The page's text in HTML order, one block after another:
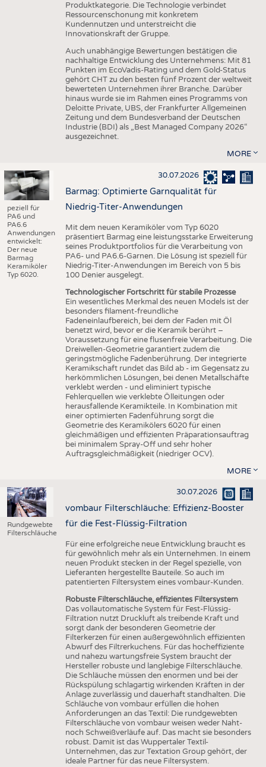
Produktkategorie. Die Technologie verbindet
Ressourcenschonung mit konkretem
Kundennutzen und unterstreicht die
Innovationskraft der Gruppe.
Auch unabhängige Bewertungen bestätigen die
nachhaltige Entwicklung des Unternehmens: Mit 81
Punkten im EcoVadis-Rating und dem Gold-Status
gehört CHT zu den besten fünf Prozent der weltweit
bewerteten Unternehmen ihrer Branche. Darüber
hinaus wurde sie im Rahmen eines Programms von
Deloitte Private, UBS, der Frankfurter Allgemeinen
Zeitung und dem Bundesverband der Deutschen
Industrie (BDI) als „Best Managed Company 2026“
ausgezeichnet.
MORE
peziell für
PA6 und
PA6.6
Anwendungen
entwickelt:
Der neue
Barmag
Keramiköler
Typ 6020.
30.07.2026
Barmag: Optimierte Garnqualität für
Niedrig-Titer-Anwendungen
Mit dem neuen Keramiköler vom Typ 6020
präsentiert Barmag eine leistungsstarke Erweiterung
seines Produktportfolios für die Verarbeitung von
PA6- und PA6.6-Garnen. Die Lösung ist speziell für
Niedrig-Titer-Anwendungen im Bereich von 5 bis
100 Denier ausgelegt.
Technologischer Fortschritt für stabile Prozesse
Ein wesentliches Merkmal des neuen Models ist der
besonders filament-freundliche
Fadeneinlaufbereich, bei dem der Faden mit Öl
benetzt wird, bevor er die Keramik berührt –
Voraussetzung für eine flusenfreie Verarbeitung. Die
Dreiwellen-Geometrie garantiert zudem die
geringstmögliche Fadenberührung. Der integrierte
Keramikschaft rundet das Bild ab - im Gegensatz zu
herkömmlichen Lösungen, bei denen Metallschäfte
verklebt werden - und eliminiert typische
Fehlerquellen wie verklebte Ölleitungen oder
herausfallende Keramikteile. In Kombination mit
einer optimierten Fadenführung sorgt die
Geometrie des Keramikölers 6020 für einen
gleichmäßigen und effizienten Präparationsauftrag
bei minimalem Spray-Off und sehr hoher
Auftragsgleichmäßigkeit (niedriger OCV).
MORE
Rundgewebte
Filterschläuche
30.07.2026
vombaur Filterschläuche: Effizienz-Booster
für die Fest-Flüssig-Filtration
Für eine erfolgreiche neue Entwicklung braucht es
für gewöhnlich mehr als ein Unternehmen. In einem
neuen Produkt stecken in der Regel spezielle, von
Lieferanten hergestellte Bauteile. So auch im
patentierten Filtersystem eines vombaur-Kunden.
Robuste Filterschläuche, effizientes Filtersystem
Das vollautomatische System für Fest-Flüssig-
Filtration nutzt Druckluft als treibende Kraft und
sorgt dank der besonderen Geometrie der
Filterkerzen für einen außergewöhnlich effizienten
Abwurf des Filtrerkuchens. Für das hocheffiziente
und nahezu wartungsfreie System braucht der
Hersteller robuste und langlebige Filterschläuche.
Die Schläuche müssen den enormen und bei der
Rückspülung schlagartig wirkenden Kräften in der
Anlage zuverlässig und dauerhaft standhalten. Die
Schläuche von vombaur erfüllen die hohen
Anforderungen an das Textil: Die rundgewebten
Filterschläuche von vombaur weisen weder Naht-
noch Schweißverläufe auf. Das macht sie besonders
robust. Damit ist das Wuppertaler Textil-
Unternehmen, das zur Textation Group gehört, der
ideale Partner für das neue Filtersystem.